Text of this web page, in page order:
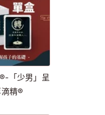
「少男」呈
精®